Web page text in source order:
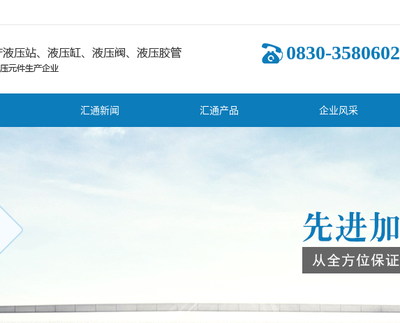
0830-3580602
汇通新闻
公司新闻
汇通产品
液压油缸
企业风采